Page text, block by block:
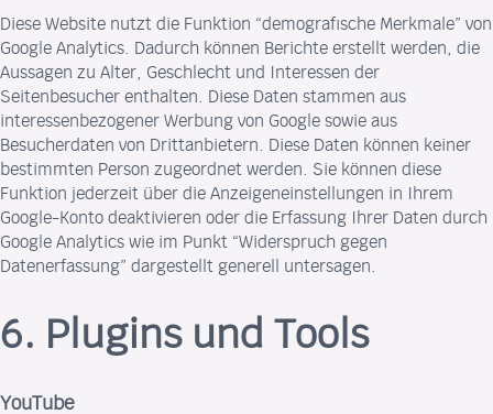
Diese Website nutzt die Funktion “demografische Merkmale” von
Google Analytics. Dadurch können Berichte erstellt werden, die
Aussagen zu Alter, Geschlecht und Interessen der
Seitenbesucher enthalten. Diese Daten stammen aus
interessenbezogener Werbung von Google sowie aus
Besucherdaten von Drittanbietern. Diese Daten können keiner
bestimmten Person zugeordnet werden. Sie können diese
Funktion jederzeit über die Anzeigeneinstellungen in Ihrem
Google-Konto deaktivieren oder die Erfassung Ihrer Daten durch
Google Analytics wie im Punkt “Widerspruch gegen
Datenerfassung” dargestellt generell untersagen.
6. Plugins und Tools
YouTube